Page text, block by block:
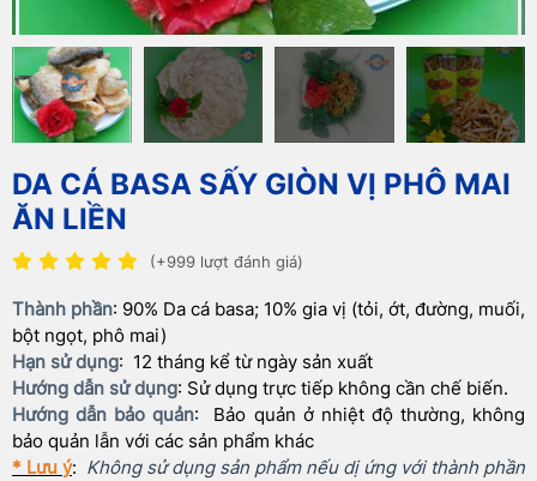
DA CÁ BASA SẤY GIÒN VỊ PHÔ MAI
ĂN LIỀN
(+999 lượt đánh giá)
Thành phần: 90% Da cá basa; 10% gia vị (tỏi, ớt, đường, muối,
bột ngọt, phô mai)
Hạn sử dụng: 12 tháng kể từ ngày sản xuất
Hướng dẫn sử dụng: Sử dụng trực tiếp không cần chế biến.
Hướng dẫn bảo quản: Bảo quản ở nhiệt độ thường, không
bảo quản lẫn với các sản phẩm khác
* Lưu ý: Không sử dụng sản phẩm nếu dị ứng với thành phần